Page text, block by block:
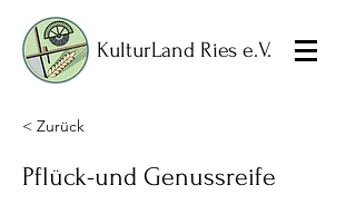
KulturLand Ries e.V.
< Zurück
Pflück-und Genussreife